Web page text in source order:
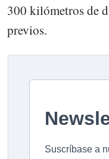
300 kilómetros de
previos.